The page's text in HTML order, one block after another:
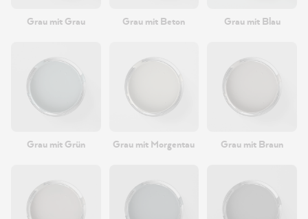
Grau mit Grau Grau mit Beton Grau mit Blau
Grau mit Grün Grau mit Morgentau Grau mit Braun